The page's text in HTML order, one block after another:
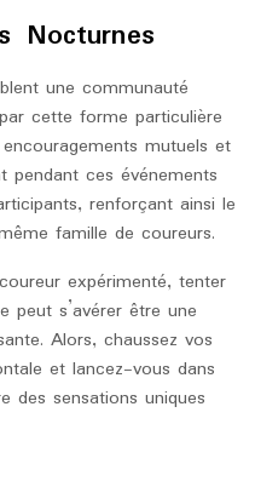
Nocturnes
une communauté
cette forme particulière
mutuels et
pendant ces événements
renforçant ainsi le
famille de coureurs.
expérimenté, tenter
peut s’avérer être une
Alors, chaussez vos
et lancez-vous dans
des sensations uniques